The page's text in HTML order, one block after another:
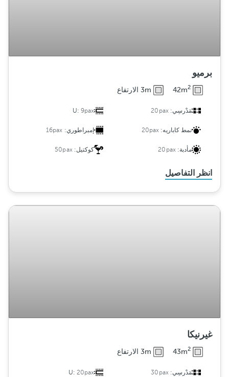
برميو
42m2 3m الارتفاع
مَدْرسِي:20pax
U: 9pax
نمط كاباريه: 20pax إمبراطوري: 16pax
مأدبة:20pax كوكتيل:50pax
انظر التفاصيل
غيرنيكا
43m2 3m الارتفاع
مَدْرسِي:30pax
U: 20pax